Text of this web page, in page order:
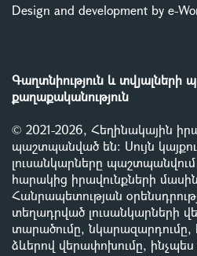
Design and development by e-
Գաղտնիություն և տվյալների
քաղաքականություն
© 2021-2026, Հեղինակային
պաշտպանված են: Սույն
լուսանկարները
հարակից իրավունքների
Հանրապետության
տեղադրված լուսանկարների
տարածումը, նկարազարդումը,
ձևերով վերափոխումը,